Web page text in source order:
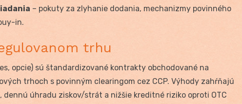
– pokuty za zlyhanie dodania, mechanizmy povinného
in.
trhu
opcie) sú štandardizované kontrakty obchodované na
trhoch s povinným clearingom cez CCP. Výhody zahŕňajú
dennú úhradu ziskov/strát a nižšie kreditné riziko oproti OTC